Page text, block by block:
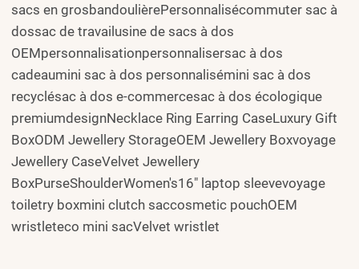
sacs en grosbandoulièrePersonnalisécommuter sac à
dossac de travailusine de sacs à dos
OEMpersonnalisationpersonnalisersac à dos
cadeaumini sac à dos personnalisémini sac à dos
recyclésac à dos e-commercesac à dos écologique
premiumdesignNecklace Ring Earring CaseLuxury Gift
BoxODM Jewellery StorageOEM Jewellery Boxvoyage
Jewellery CaseVelvet Jewellery
BoxPurseShoulderWomen's16" laptop sleevevoyage
toiletry boxmini clutch saccosmetic pouchOEM
wristleteco mini sacVelvet wristlet